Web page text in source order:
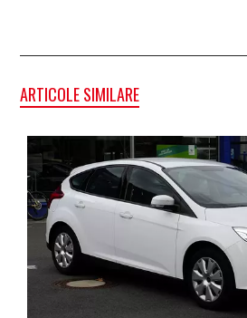
ARTICOLE SIMILARE